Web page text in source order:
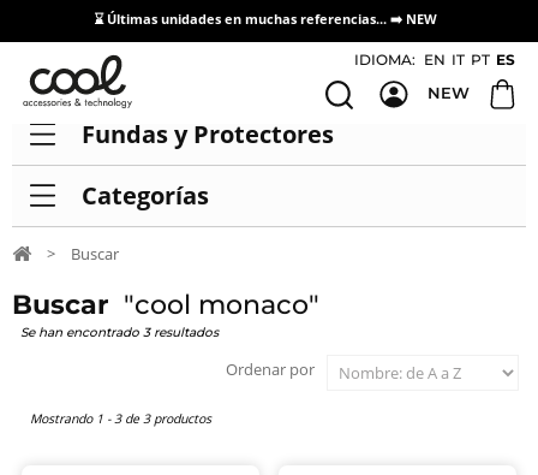
⌛ Últimas unidades en muchas referencias... ➡️ NEW
Acceso / Registro Distribuidores
IDIOMA: EN IT PT ES
NEW
Fundas y Protectores
Categorías
> Buscar
Buscar "cool monaco"
Se han encontrado 3 resultados
Ordenar por
Mostrando 1 - 3 de 3 productos